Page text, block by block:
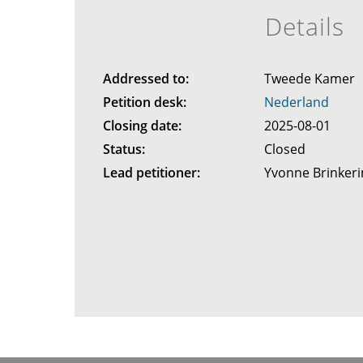
Details
Addressed to:
Tweede Kamer
Petition desk:
Nederland
Closing date:
2025-08-01
Status:
Closed
Lead petitioner:
Yvonne